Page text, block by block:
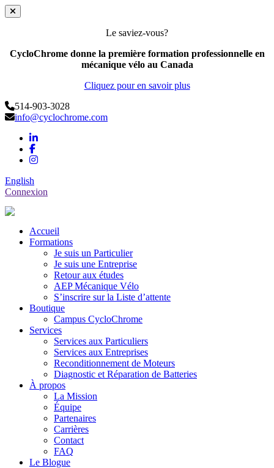
Le saviez-vous?
CycloChrome donne la première formation professionnelle en
mécanique vélo au Canada
Cliquez pour en savoir plus
514-903-3028
info@cyclochrome.com
English
Connexion
Accueil
Formations
Je suis un Particulier
Je suis une Entreprise
Retour aux études
AEP Mécanique Vélo
S’inscrire sur la Liste d’attente
Boutique
Campus CycloChrome
Services
Services aux Particuliers
Services aux Entreprises
Reconditionnement de Moteurs
Diagnostic et Réparation de Batteries
À propos
La Mission
Équipe
Partenaires
Carrières
Contact
FAQ
Le Blogue